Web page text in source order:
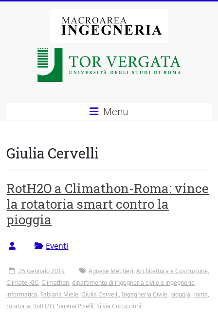
Macroarea
degli
di
Roma
Tor
Vergata
Menu
Giulia Cervelli
RotH2O a Climathon-Roma: vince
la rotatoria smart contro la
pioggia
Eventi
25 Gennaio 2019 Agnese Metitieri,Architettura e Costruzione,
Climate-KIC, Climathon,dipartimento di ingegneria civile e ingegneria
informatica, Fabiana Miele, Giulia Cervelli,Ingegneria Civile, pioggia, roma,
rotatoria, RotH2O, Serena Piselli, Silvia Cocuccioni